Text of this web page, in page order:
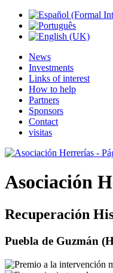
News
Investments
Links of interest
How to help
Partners
Sponsors
Contact
visitas
Asociación
Recuperación
Puebla de Guzmán